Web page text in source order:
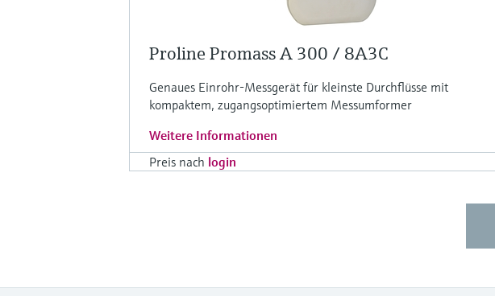
Proline Promass A 300 / 8A3C
Genaues Einrohr-Messgerät für kleinste Durchflüsse mit
kompaktem, zugangsoptimiertem Messumformer
Weitere Informationen
Preis nach login